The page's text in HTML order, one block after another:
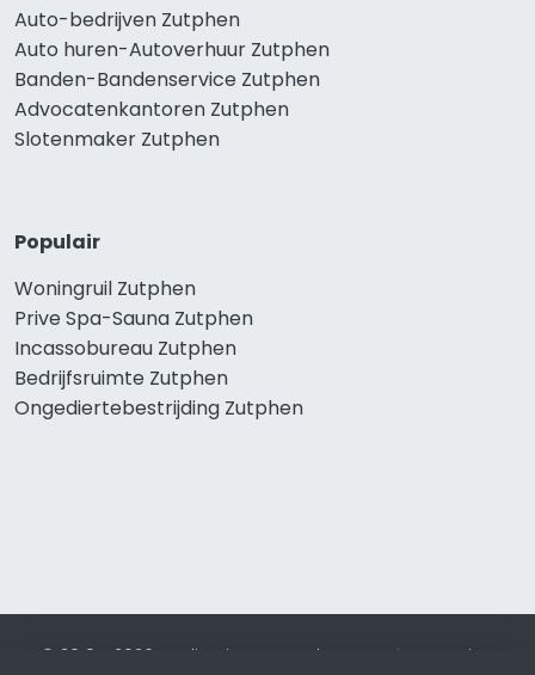
Auto-bedrijven Zutphen
Auto huren-Autoverhuur Zutphen
Banden-Bandenservice Zutphen
Advocatenkantoren Zutphen
Slotenmaker Zutphen
Populair
Woningruil Zutphen
Prive Spa-Sauna Zutphen
Incassobureau Zutphen
Bedrijfsruimte Zutphen
Ongediertebestrijding Zutphen
© 2019 - 2026 Realisatie en SEO door SEO-bureau
Lion